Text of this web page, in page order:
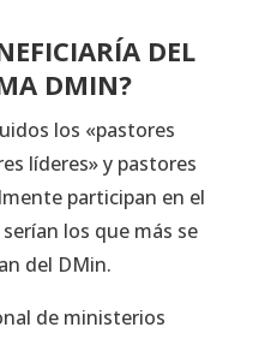
DEL
DMIN?
los «pastores
líderes» y pastores
participan en el
los que más se
del DMin.
de ministerios